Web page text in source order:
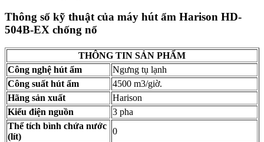
Thông số kỹ thuật của máy hút ẩm Harison HD-
504B-EX chống nổ
Công nghệ hút ẩm
Ngưng tụ lạnh
Công suất hút ẩm
4500 m3/giờ.
Hãng sản xuất
Harison
Kiểu điện nguồn
3 pha
Thể tích bình chứa nước
(lít)
0
THÔNG TIN SẢN PHẨM